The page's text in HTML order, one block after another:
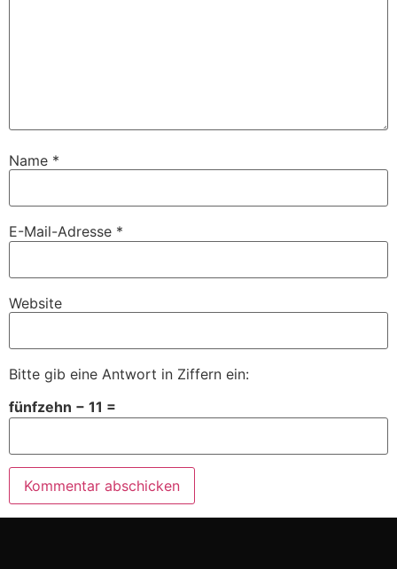
Name *
E-Mail-Adresse *
Website
Bitte gib eine Antwort in Ziffern ein:
fünfzehn − 11 =